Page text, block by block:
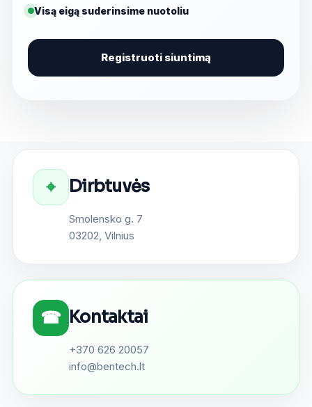
Visą eigą suderinsime nuotoliu
Registruoti siuntimą
⌖ Dirbtuvės
Smolensko g. 7
03202, Vilnius
☎ Kontaktai
+370 626 20057
info@bentech.lt